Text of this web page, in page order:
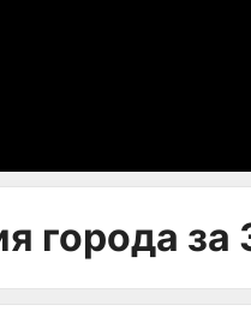
города за